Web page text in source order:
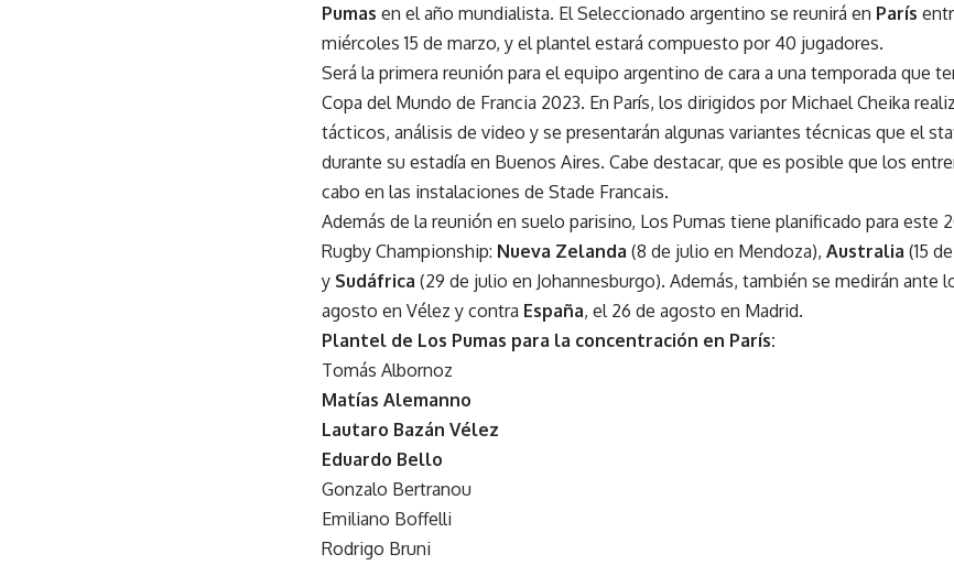
Pumas en el año mundialista. El Seleccionado argentino se reunirá en París
miércoles 15 de marzo, y el plantel estará compuesto por 40 jugadores.
Será la primera reunión para el equipo argentino de cara a una temporada que
Copa del Mundo de Francia 2023. En París, los dirigidos por Michael Cheika
tácticos, análisis de video y se presentarán algunas variantes técnicas que el
durante su estadía en Buenos Aires. Cabe destacar, que es posible que los
cabo en las instalaciones de Stade Francais.
Además de la reunión en suelo parisino, Los Pumas tiene planificado para este
Rugby Championship: Nueva Zelanda (8 de julio en Mendoza), Australia (15
y Sudáfrica (29 de julio en Johannesburgo). Además, también se medirán ante
agosto en Vélez y contra España, el 26 de agosto en Madrid.
Plantel de Los Pumas para la concentración en París:
Tomás Albornoz
Matías Alemanno
Lautaro Bazán Vélez
Eduardo Bello
Gonzalo Bertranou
Emiliano Boffelli
Rodrigo Bruni